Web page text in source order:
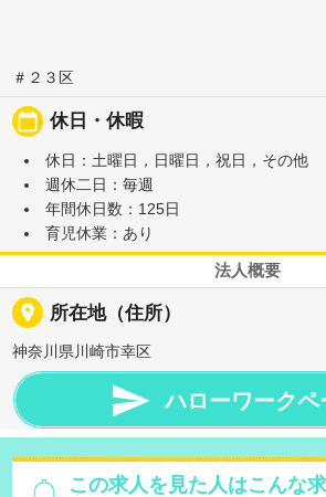
＃２３区
calendar_today 休日・休暇
休日：土曜日，日曜日，祝日，その他
週休二日：毎週
年間休日数：125日
育児休業：あり
法人概要
place 所在地（住所）
神奈川県川崎市幸区
 ハローワークペ
この求人を見た人はこんな